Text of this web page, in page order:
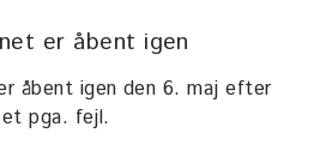
er åbent igen
åbent igen den 6. maj efter
pga. fejl.